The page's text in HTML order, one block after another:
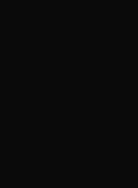
внимание на высоту проставок.
авто на дороге задние
не более, чем на 3-5 см.
высотой до 2 см. Эти
в зависимости от модификации
вы найдете комплекты
и заднюю ось Опель Агила. Для
Агила наносится специальное
автопроставки в зимний период
от процессов коррозии.